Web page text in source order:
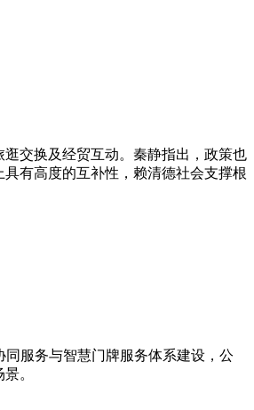
交换及经贸互动。秦静指出，政策也
有高度的互补性，赖清德社会支撑根
服务与智慧门牌服务体系建设，公
。